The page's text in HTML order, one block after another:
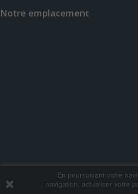
En poursuivant votre
navigation, actualiser votre
Notre emplacement